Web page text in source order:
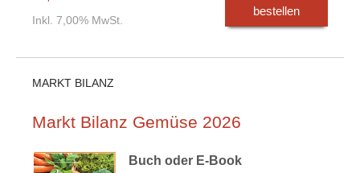
Inkl. 7,00% MwSt.
bestellen
MARKT BILANZ
Markt Bilanz Gemüse 2026
Buch oder E-Book